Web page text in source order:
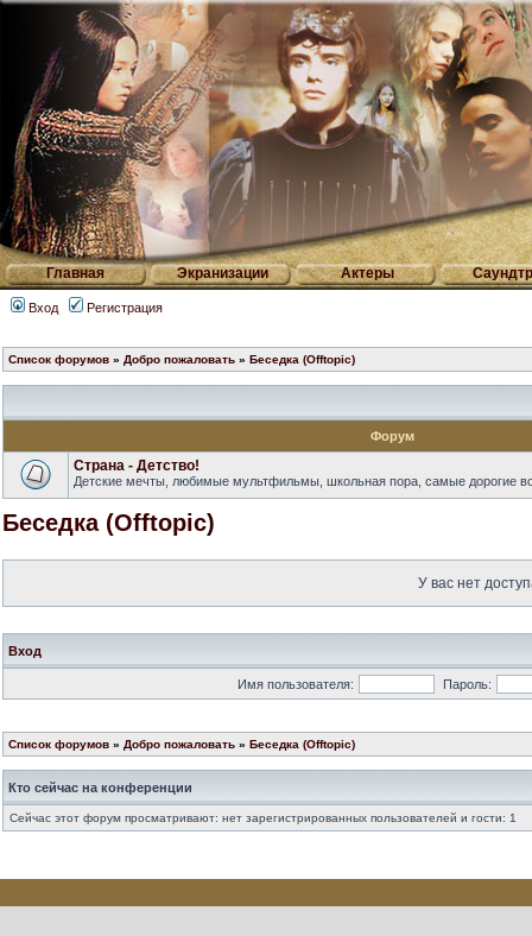
Главная Экранизации Актеры
Вход Регистрация
Список форумов » Добро пожаловать » Беседка (Offtopic)
Форум
Страна - Детство!
Детские мечты, любимые мультфильмы, школьная пора, самые дорогие
Беседка (Offtopic)
У вас нет
Вход
Имя пользователя: Пароль:
Список форумов » Добро пожаловать » Беседка (Offtopic)
Кто сейчас на конференции
Сейчас этот форум просматривают: нет зарегистрированных пользователей и гости: 1